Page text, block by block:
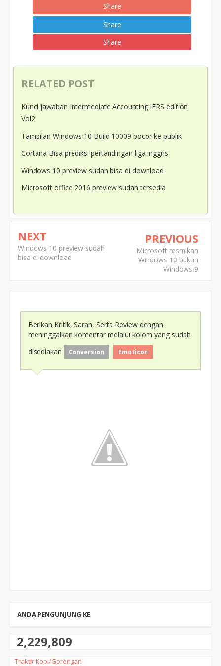
Share
Share
Share
RELATED POST
Kunci jawaban Intermediate Accounting IFRS edition
Vol2
Tampilan Windows 10 Build 10009 bocor ke publik
Cortana Bisa prediksi pertandingan liga inggris
Windows 10 preview sudah bisa di download
Microsoft office 2016 preview sudah tersedia
NEXT
Windows 10 preview sudah
bisa di download
PREVIOUS
Microsoft resmikan
Windows 10 bukan
Windows 9
Berikan Kritik, Saran, Serta Review dengan
meninggalkan komentar melalui kolom yang sudah
disediakan
Conversion Emoticon
ANDA PENGUNJUNG KE
2,229,809
Traktir Kopi/Gorengan